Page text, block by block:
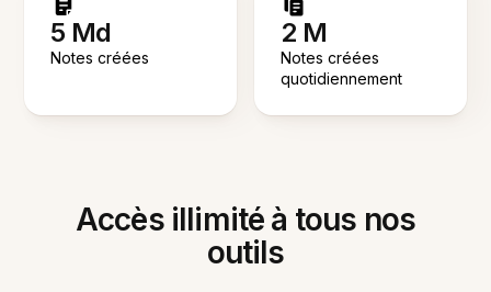
5 Md
Notes créées
2 M
Notes créées
quotidiennement
Accès illimité à tous nos
outils